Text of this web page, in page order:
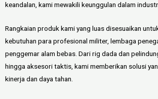
keandalan, kami mewakili keunggulan dalam
Rangkaian produk kami yang luas disesuaikan
kebutuhan para profesional militer, lembaga
penggemar alam bebas. Dari rig dada dan
hingga aksesori taktis, kami memberikan solusi
kinerja dan daya tahan.